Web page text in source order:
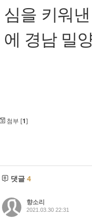
심을 키워
에 경남 밀
첨부 [1]
댓글 4
향소리
2021.03.30 22:31